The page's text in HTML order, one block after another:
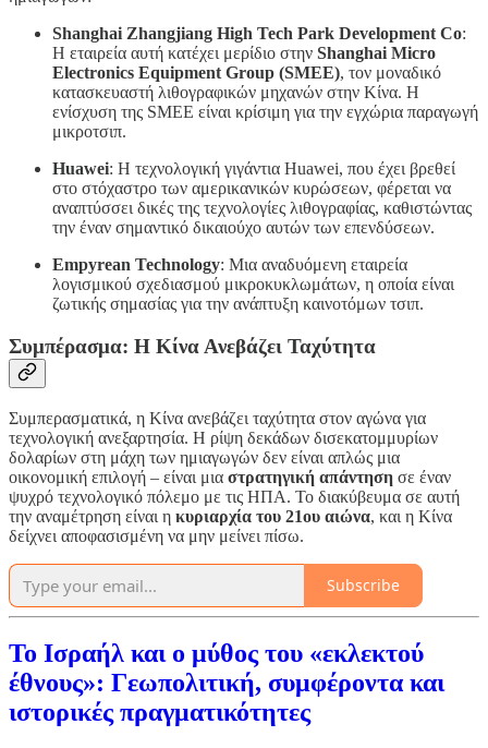
Shanghai Zhangjiang High Tech Park Development Co:
Η εταιρεία αυτή κατέχει μερίδιο στην Shanghai Micro
Electronics Equipment Group (SMEE), τον μοναδικό
κατασκευαστή λιθογραφικών μηχανών στην Κίνα. Η
ενίσχυση της SMEE είναι κρίσιμη για την εγχώρια παραγωγή
μικροτσιπ.
Huawei: Η τεχνολογική γιγάντια Huawei, που έχει βρεθεί
στο στόχαστρο των αμερικανικών κυρώσεων, φέρεται να
αναπτύσσει δικές της τεχνολογίες λιθογραφίας, καθιστώντας
την έναν σημαντικό δικαιούχο αυτών των επενδύσεων.
Empyrean Technology: Μια αναδυόμενη εταιρεία
λογισμικού σχεδιασμού μικροκυκλωμάτων, η οποία είναι
ζωτικής σημασίας για την ανάπτυξη καινοτόμων τσιπ.
Συμπέρασμα: Η Κίνα Ανεβάζει Ταχύτητα
Συμπερασματικά, η Κίνα ανεβάζει ταχύτητα στον αγώνα για
τεχνολογική ανεξαρτησία. Η ρίψη δεκάδων δισεκατομμυρίων
δολαρίων στη μάχη των ημιαγωγών δεν είναι απλώς μια
οικονομική επιλογή – είναι μια στρατηγική απάντηση σε έναν
ψυχρό τεχνολογικό πόλεμο με τις ΗΠΑ. Το διακύβευμα σε αυτή
την αναμέτρηση είναι η κυριαρχία του 21ου αιώνα, και η Κίνα
δείχνει αποφασισμένη να μην μείνει πίσω.
Subscribe
Το Ισραήλ και ο μύθος του «εκλεκτού
έθνους»: Γεωπολιτική, συμφέροντα και
ιστορικές πραγματικότητες